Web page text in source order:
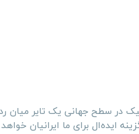
در سطح جهانی یک تایر میان
ایده‌ال برای ما ایرانیان خواهد